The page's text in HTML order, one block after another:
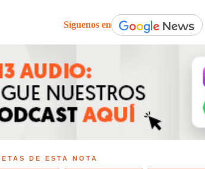
Síguenos en
DE ESTA NOTA